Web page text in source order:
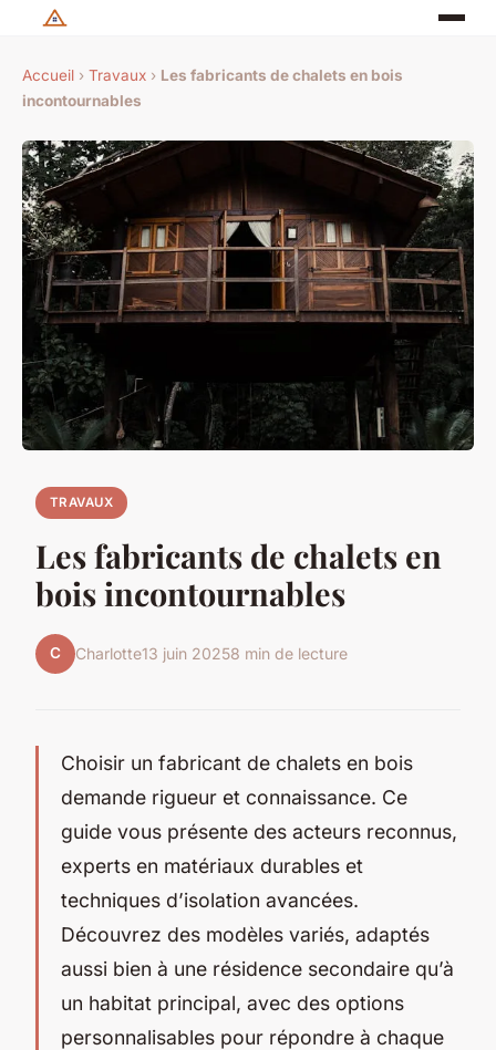
Accueil › Travaux › Les fabricants de chalets en bois
incontournables
TRAVAUX
Les fabricants de chalets en
bois incontournables
C Charlotte13 juin 20258 min de lecture
Choisir un fabricant de chalets en bois
demande rigueur et connaissance. Ce
guide vous présente des acteurs reconnus,
experts en matériaux durables et
techniques d’isolation avancées.
Découvrez des modèles variés, adaptés
aussi bien à une résidence secondaire qu’à
un habitat principal, avec des options
personnalisables pour répondre à chaque